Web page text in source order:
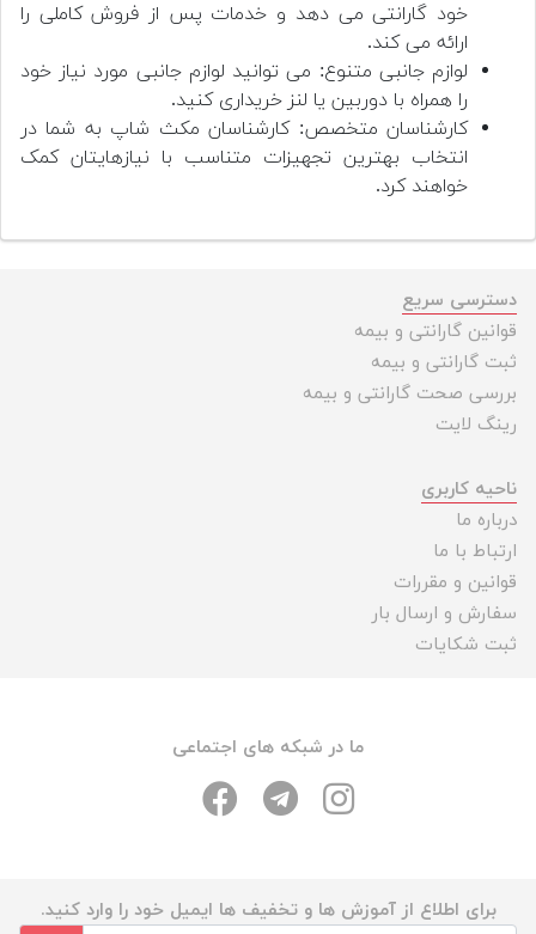
خود گارانتی می دهد و خدمات پس از فروش کاملی را
ارائه می کند.
لوازم جانبی متنوع: می توانید لوازم جانبی مورد نیاز خود
را همراه با دوربین یا لنز خریداری کنید.
کارشناسان متخصص: کارشناسان مکث شاپ به شما در
انتخاب بهترین تجهیزات متناسب با نیازهایتان کمک
خواهند کرد.
دسترسی سریع
قوانین گارانتی و بیمه
ثبت گارانتی و بیمه
بررسی صحت گارانتی و بیمه
رینگ لایت
ناحیه کاربری
درباره ما
ارتباط با ما
قوانین و مقررات
سفارش و ارسال بار
ثبت شکایات
ما در شبکه های اجتماعی
برای اطلاع از آموزش ها و تخفیف ها ایمیل خود را وارد کنید.